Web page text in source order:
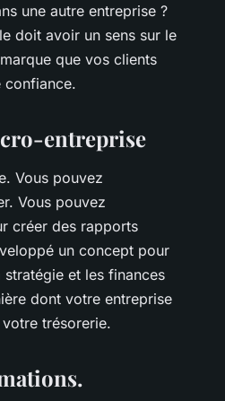
une autre entreprise ?
doit avoir un sens sur le
que vos clients
confiance.
entreprise
Vous pouvez
Vous pouvez
créer des rapports
un concept pour
et les finances
dont votre entreprise
trésorerie.